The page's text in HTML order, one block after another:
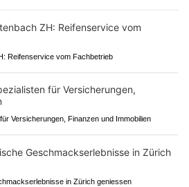
Reifenservice vom Fachbetrieb
Versicherungen, Finanzen und Immobilien
in Zürich geniessen